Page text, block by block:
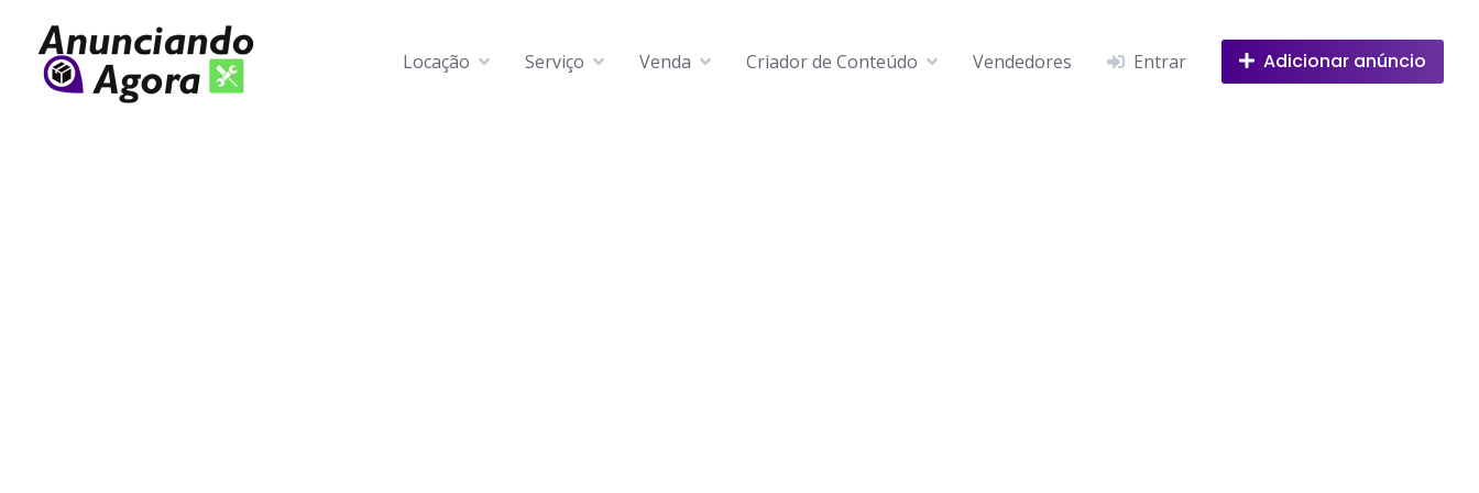
Locação Serviço Venda Criador de Conteúdo Vendedores Entrar Adicionar anúncio